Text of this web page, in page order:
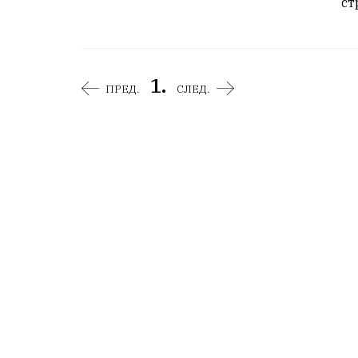
ПРЕД. 1. СЛЕД.